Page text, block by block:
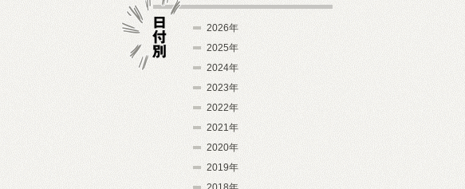
2026年
2025年
2024年
2023年
2022年
2021年
2020年
2019年